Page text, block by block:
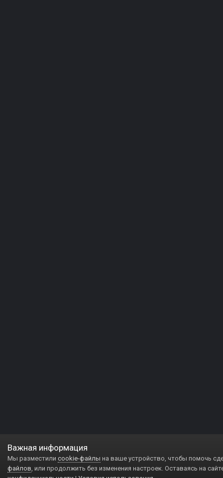
Важная информация
Мы разместили cookie-файлы на ваше устройство, чтобы помочь
файлов, или продолжить без изменения настроек. Оставаясь на